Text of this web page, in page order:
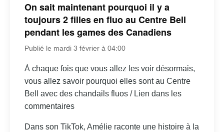
On sait maintenant pourquoi il y a
toujours 2 filles en fluo au Centre Bell
pendant les games des Canadiens
Publié le mardi 3 février à 04:00
À chaque fois que vous allez les voir désormais,
vous allez savoir pourquoi elles sont au Centre
Bell avec des chandails fluos / Lien dans les
commentaires
Dans son TikTok, Amélie raconte une histoire à la